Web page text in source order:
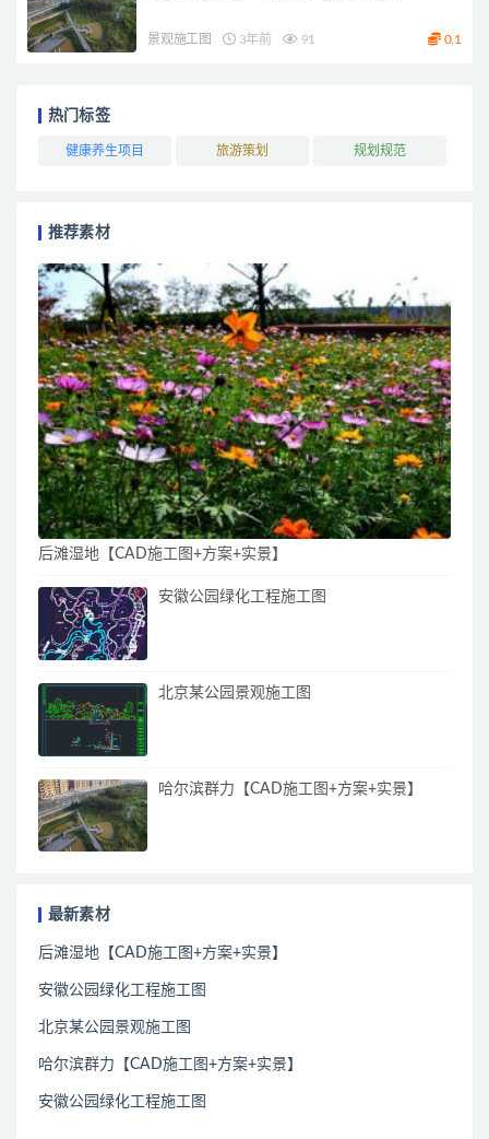
景观施工图 3年前 91 0.1
热门标签
健康养生项目 旅游策划 规划规范
推荐素材
后滩湿地【CAD施工图+方案+实景】
安徽公园绿化工程施工图
北京某公园景观施工图
哈尔滨群力【CAD施工图+方案+实景】
最新素材
后滩湿地【CAD施工图+方案+实景】
安徽公园绿化工程施工图
北京某公园景观施工图
哈尔滨群力【CAD施工图+方案+实景】
安徽公园绿化工程施工图